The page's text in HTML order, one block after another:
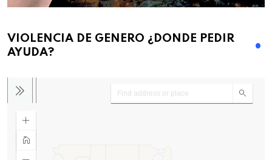
VIOLENCIA DE GENERO ¿DONDE PEDIR
AYUDA?